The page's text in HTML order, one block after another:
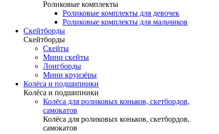
Роликовые комплекты
Роликовые комплекты для девочек
Роликовые комплекты для мальчиков
Скейтборды
Скейтборды
Скейты
Мини скейты
Лонгборды
Мини круизёры
Колёса и подшипники
Колёса и подшипники
Колёса для роликовых коньков, скетбордов,
самокатов
Колёса для роликовых коньков, скетбордов,
самокатов